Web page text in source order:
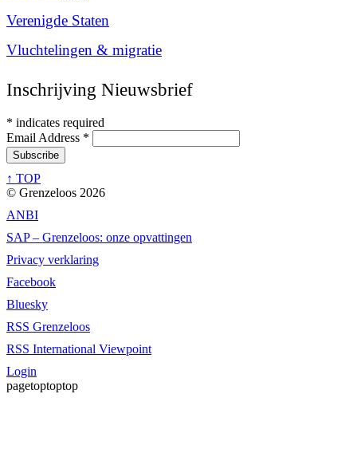
Verenigde Staten
Vluchtelingen & migratie
Inschrijving Nieuwsbrief
* indicates required
Email Address *
↑ TOP
© Grenzeloos 2026
ANBI
SAP – Grenzeloos: onze opvattingen
Privacy verklaring
Facebook
Bluesky
RSS Grenzeloos
RSS International Viewpoint
Login
pagetoptoptop